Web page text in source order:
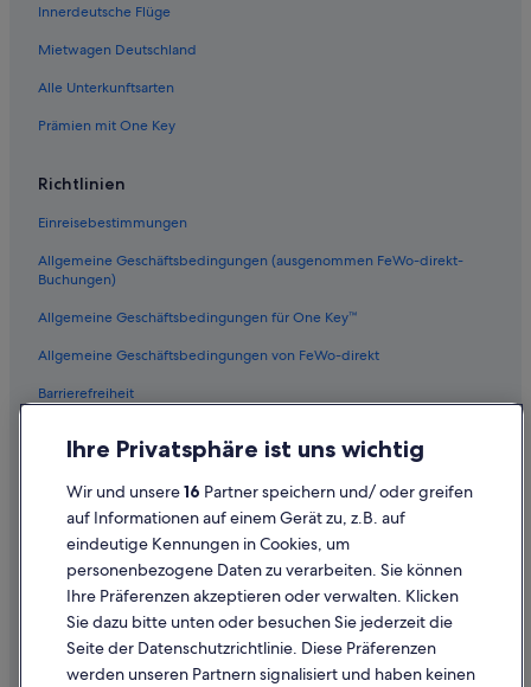
Ferienwohnungen in Ürkmez
Pensionen in Ürkmez
Pensionen in Özdere
4-Sterne-Hotels in Özdere
Hotels nahe Celsus-Bibliothek
Hotels nahe Ozdere Beach
Familien in Özdere
Hotels nahe Hanghäuser von Ephesos
Innerdeutsche Flüge
Mietwagen Deutschland
Alle Unterkunftsarten
Prämien mit One Key
Richtlinien
Einreisebestimmungen
Allgemeine Geschäftsbedingungen (ausgenommen FeWo-direkt-
Buchungen)
Allgemeine Geschäftsbedingungen für One Key™
Allgemeine Geschäftsbedingungen von FeWo-direkt
Barrierefreiheit
Rechtliche Hinweise/Kontakt
Inhaltsrichtlinien und Melden von Inhalten
Hilfe
Hilfe
Flug stornieren
Ihre Privatsphäre ist uns wichtig
Wir und unsere16 Partner speichern und/ oder greifen
auf Informationen auf einem Gerät zu, z.B. auf
eindeutige Kennungen in Cookies, um
personenbezogene Daten zu verarbeiten. Sie können
Ihre Präferenzen akzeptieren oder verwalten. Klicken
Sie dazu bitte unten oder besuchen Sie jederzeit die
Seite der Datenschutzrichtlinie. Diese Präferenzen
werden unseren Partnern signalisiert und haben keinen